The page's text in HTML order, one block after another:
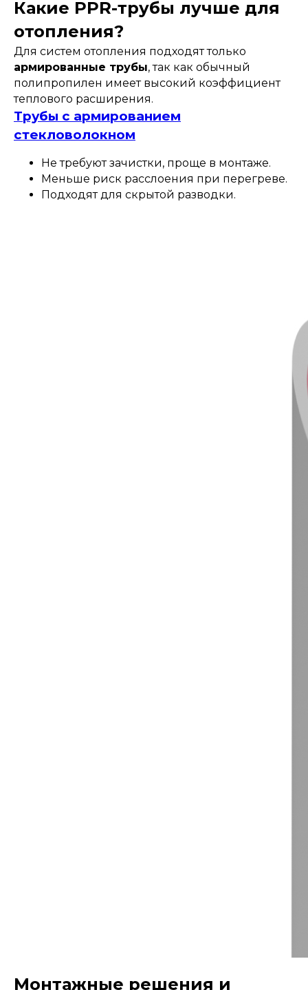
Какие PPR-трубы лучше для
отопления?
Для систем отопления подходят только
армированные трубы, так как обычный
полипропилен имеет высокий коэффициент
теплового расширения.
Трубы с армированием
стекловолокном
Не требуют зачистки, проще в монтаже.
Меньше риск расслоения при перегреве.
Подходят для скрытой разводки.
Монтажные решения и